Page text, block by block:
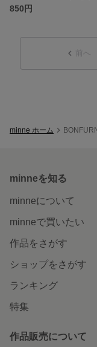
850円
前へ
minne ホーム
minneを知る
minneについて
minneで買いたい
作品をさがす
ショップをさがす
ランキング
特集
作品販売について